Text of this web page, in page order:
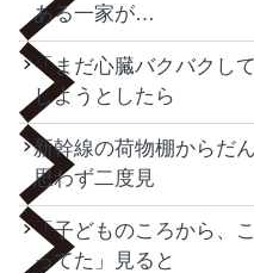
ある一家が…
「まだ心臓バクバクし
しようとしたら
新幹線の荷物棚からだ
思わず二度見
「子どものころから、
ってた」見ると